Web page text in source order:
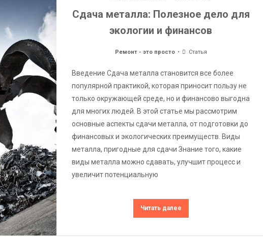
Сдача металла: Полезное дело для
экологии и финансов
Ремонт - это просто Статья
Введение Сдача металла становится все более
популярной практикой, которая приносит пользу не
только окружающей среде, но и финансово выгодна
для многих людей. В этой статье мы рассмотрим
основные аспекты сдачи металла, от подготовки до
финансовых и экологических преимуществ. Виды
металла, пригодные для сдачи Знание того, какие
виды металла можно сдавать, улучшит процесс и
увеличит потенциальную
Читать далее